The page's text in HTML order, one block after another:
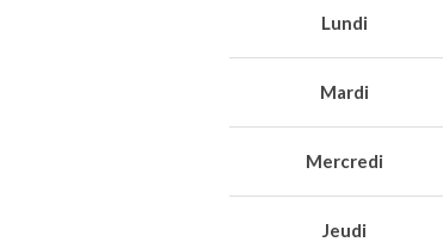
Lundi
Mardi
Mercredi
Jeudi